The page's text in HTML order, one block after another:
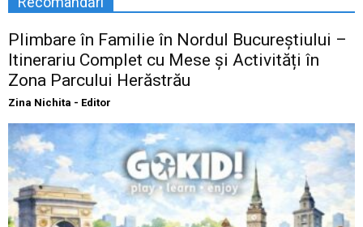
Plimbare în Familie în Nordul Bucureștiului –
Itinerariu Complet cu Mese și Activități în
Zona Parcului Herăstrău
Zina Nichita - Editor